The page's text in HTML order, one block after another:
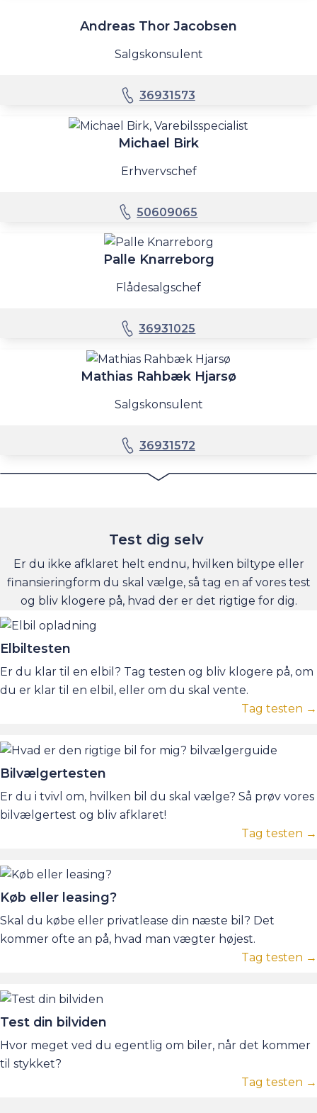
Andreas Thor Jacobsen
Salgskonsulent
36931573
Michael Birk
Erhvervschef
50609065
Palle Knarreborg
Flådesalgschef
36931025
Mathias Rahbæk Hjarsø
Salgskonsulent
36931572
Test dig selv
Er du ikke afklaret helt endnu, hvilken biltype eller
finansieringform du skal vælge, så tag en af vores test
og bliv klogere på, hvad der er det rigtige for dig.
Elbiltesten
Er du klar til en elbil? Tag testen og bliv klogere på, om
du er klar til en elbil, eller om du skal vente.
Tag testen →
Bilvælgertesten
Er du i tvivl om, hvilken bil du skal vælge? Så prøv vores
bilvælgertest og bliv afklaret!
Tag testen →
Køb eller leasing?
Skal du købe eller privatlease din næste bil? Det
kommer ofte an på, hvad man vægter højest.
Tag testen →
Test din bilviden
Hvor meget ved du egentlig om biler, når det kommer
til stykket?
Tag testen →